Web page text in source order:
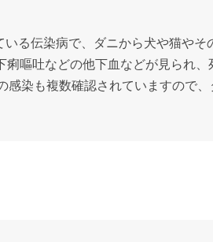
る伝染病で、ダニから犬や猫やそ
嘔吐などの他下血などが見られ、
染も複数確認されていますので